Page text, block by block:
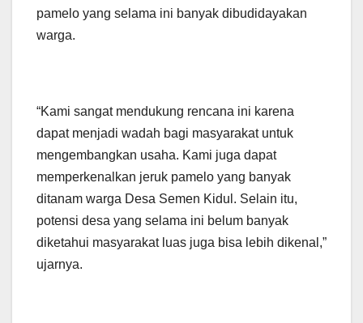
pamelo yang selama ini banyak dibudidayakan
warga.
“Kami sangat mendukung rencana ini karena
dapat menjadi wadah bagi masyarakat untuk
mengembangkan usaha. Kami juga dapat
memperkenalkan jeruk pamelo yang banyak
ditanam warga Desa Semen Kidul. Selain itu,
potensi desa yang selama ini belum banyak
diketahui masyarakat luas juga bisa lebih dikenal,”
ujarnya.